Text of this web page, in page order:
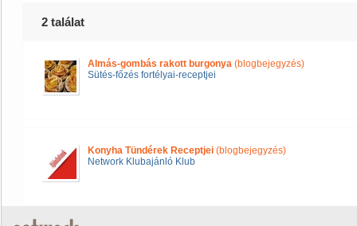
2 találat
Almás-gombás rakott burgonya (blogbejegyzés)
Sütés-főzés fortélyai-receptjei
Konyha Tündérek Receptjei (blogbejegyzés)
Network Klubajánló Klub